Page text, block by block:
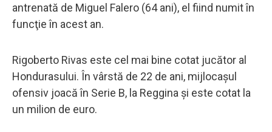
antrenată de Miguel Falero (64 ani), el fiind numit în
funcţie în acest an.
Rigoberto Rivas este cel mai bine cotat jucător al
Hondurasului. În vârstă de 22 de ani, mijlocaşul
ofensiv joacă în Serie B, la Reggina şi este cotat la
un milion de euro.